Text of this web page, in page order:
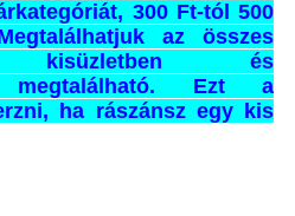
300 Ft-tól 500
az összes
kisüzletben és
megtalálható. Ezt a
ha rászánsz egy kis